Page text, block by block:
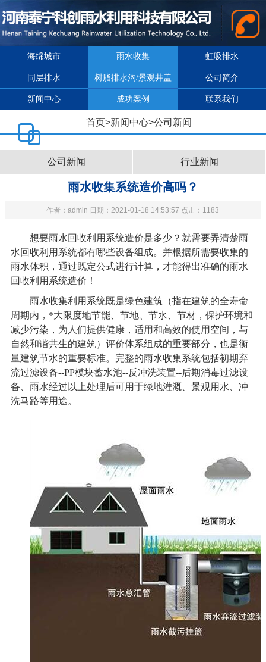
海绵城市 雨水收集 虹吸排水
同层排水 树脂排水沟/景观井盖 公司简介
新闻中心 成功案例 联系我们
首页>新闻中心>公司新闻
公司新闻 行业新闻
雨水收集系统造价高吗？
作者：admin 日期：2021-01-18 14:53:57 点击：1183
想要雨水回收利用系统造价是多少？就需要弄清楚雨
水回收利用系统都有哪些设备组成。并根据所需要收集的
雨水体积，通过既定公式进行计算，才能得出准确的雨水
回收利用系统造价！
雨水收集利用系统既是绿色建筑（指在建筑的全寿命
周期内，*大限度地节能、节地、节水、节材，保护环境和
减少污染，为人们提供健康，适用和高效的使用空间，与
自然和谐共生的建筑）评价体系组成的重要部分，也是衡
量建筑节水的重要标准。完整的雨水收集系统包括初期弃
流过滤设备--PP模块蓄水池--反冲洗装置--后期消毒过滤设
备、雨水经过以上处理后可用于绿地灌溉、景观用水、冲
洗马路等用途。